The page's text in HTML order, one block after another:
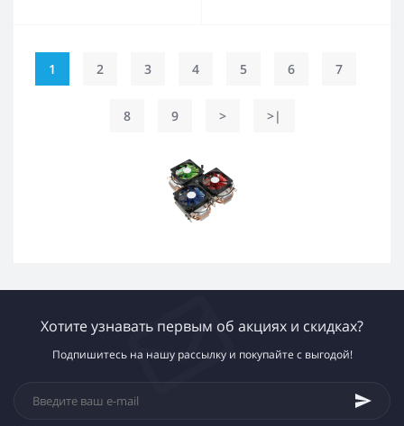
1 2 3 4 5 6 7
8 9 > >|
Хотите узнавать первым об акциях и скидках?
Подпишитесь на нашу рассылку и покупайте с выгодой!